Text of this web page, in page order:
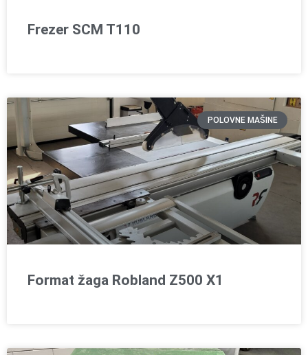
Frezer SCM T110
POLOVNE MAŠINE
Format žaga Robland Z500 X1